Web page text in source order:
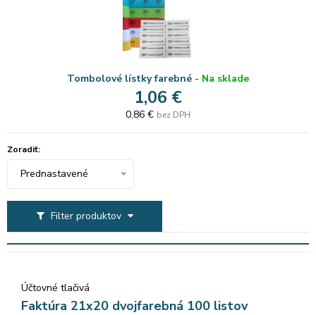
Tombolové lístky farebné - Na sklade
1,06 €
0,86 € bez DPH
Filter produktov
Zoradiť:
Prednastavené
Účtovné tlačivá
Faktúra 21x20 dvojfarebná 100 listov